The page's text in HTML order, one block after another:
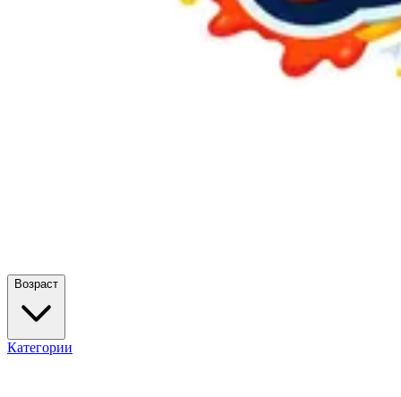
Возраст
Категории